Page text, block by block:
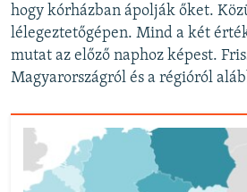
hogy kórházban ápolják őket.
lélegeztetőgépen. Mind a két
mutat az előző naphoz képest.
Magyarországról és a régióról